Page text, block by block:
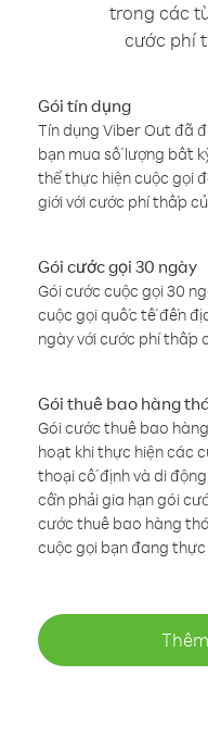
trong các
cước phí
Gói tín dụng
Tín dụng Viber Out đã
bạn mua số lượng bất
thể thực hiện cuộc gọi
giới với cước phí thấp
Gói cước gọi 30 ngày
Gói cước cuộc gọi 30
cuộc gọi quốc tế đến
ngày với cước phí thấp
Gói thuê bao hàng
Gói cước thuê bao
hoạt khi thực hiện các
thoại cố định và di
cần phải gia hạn gói
cước thuê bao hàng
cuộc gọi bạn đang thực